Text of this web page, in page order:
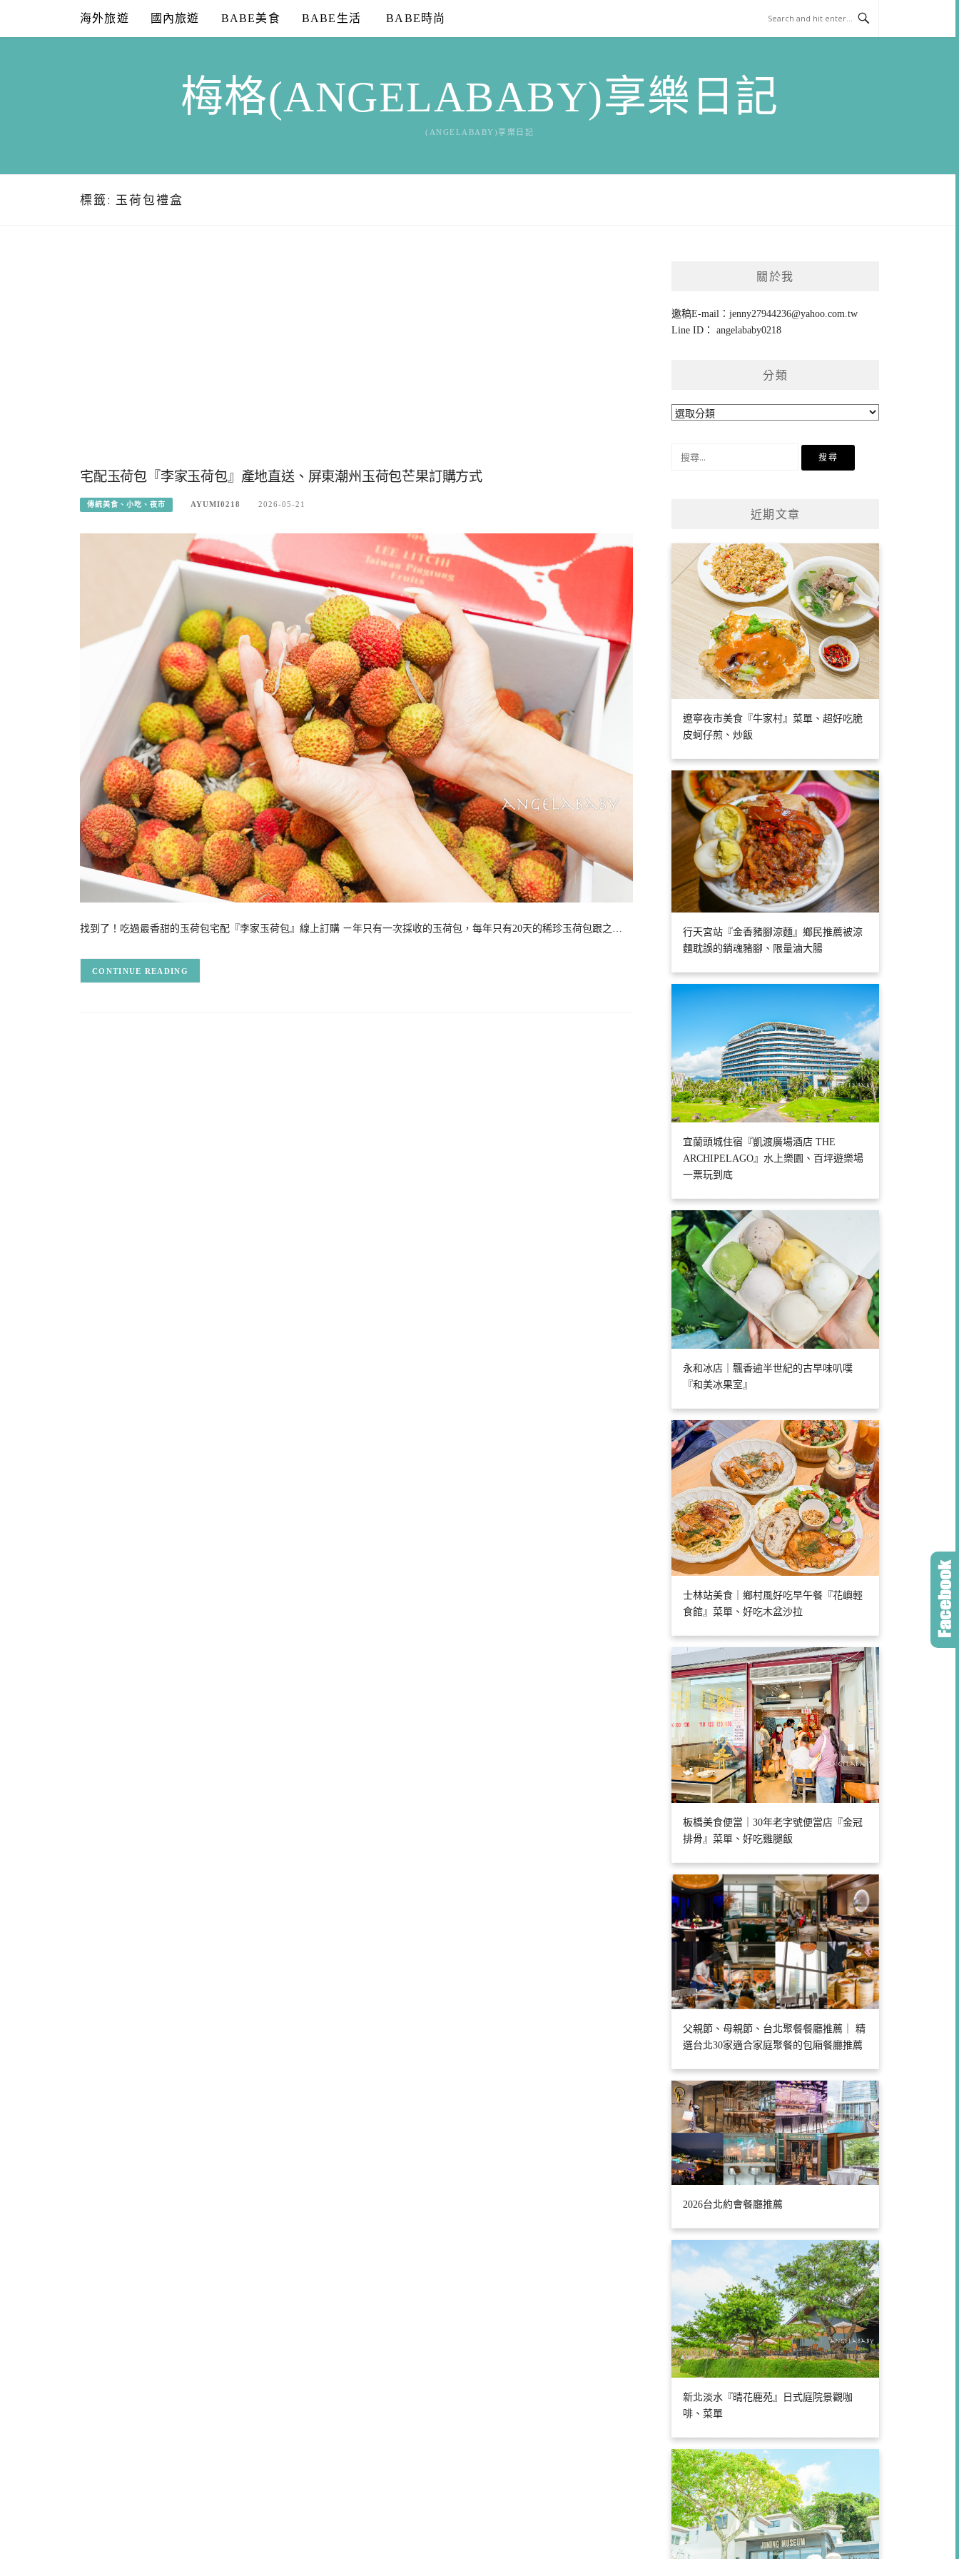
content
海外旅遊 國內旅遊 BABE美食 BABE生活 BABE時尚
梅格(ANGELABABY)享樂日記
(ANGELABABY)享樂日記
標籤: 玉荷包禮盒
宅配玉荷包『李家玉荷包』產地直送、屏東潮州玉荷包芒果訂購方式
傳統美食、小吃、夜市 AYUMI0218 2026-05-21
找到了！吃過最香甜的玉荷包宅配『李家玉荷包』線上訂購 ㄧ年只有一次採收的玉荷包，每年只有20天的稀珍玉荷包跟之…
CONTINUE READING
關於我
邀稿E-mail：jenny27944236@yahoo.com.tw
Line ID： angelababy0218
分類
分
近期文章
遼寧夜市美食『牛家村』菜單、超好吃脆
皮蚵仔煎、炒飯
行天宮站『金香豬腳涼麵』鄉民推薦被涼
麵耽誤的銷魂豬腳、限量滷大腸
宜蘭頭城住宿『凱渡廣場酒店 THE
ARCHIPELAGO』水上樂園、百坪遊樂場
一票玩到底
永和冰店｜飄香逾半世紀的古早味叭噗
『和美冰果室』
士林站美食｜鄉村風好吃早午餐『花嶼輕
食館』菜單、好吃木盆沙拉
板橋美食便當｜30年老字號便當店『金冠
排骨』菜單、好吃雞腿飯
父親節、母親節、台北聚餐餐廳推薦｜ 精
選台北30家適合家庭聚餐的包廂餐廳推薦
2026台北約會餐廳推薦
新北淡水『晴花鹿苑』日式庭院景觀咖
啡、菜單